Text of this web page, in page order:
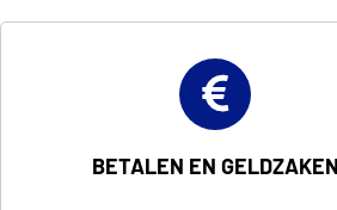
BETALEN EN GELDZAKEN